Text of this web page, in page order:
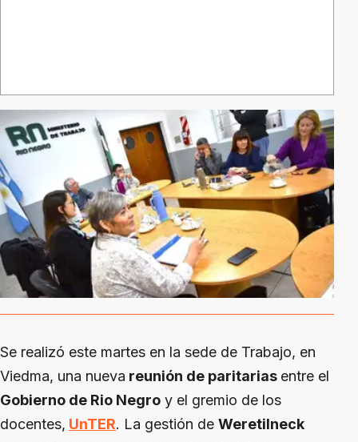
Se realizó este martes en la sede de Trabajo, en
Viedma, una nueva reunión de paritarias entre el
Gobierno de Rio Negro y el gremio de los
docentes, UnTER. La gestión de Weretilneck